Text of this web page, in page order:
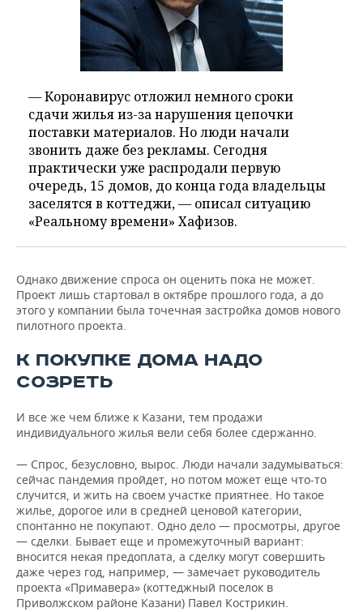
— Коронавирус отложил немного сроки
сдачи жилья из-за нарушения цепочки
поставки материалов. Но люди начали
звонить даже без рекламы. Сегодня
практически уже распродали первую
очередь, 15 домов, до конца года владельцы
заселятся в коттеджи, — описал ситуацию
«Реальному времени» Хафизов.
Однако движение спроса он оценить пока не может.
Проект лишь стартовал в октябре прошлого года, а до
этого у компании была точечная застройка домов нового
пилотного проекта.
К ПОКУПКЕ ДОМА НАДО
СОЗРЕТЬ
И все же чем ближе к Казани, тем продажи
индивидуального жилья вели себя более сдержанно.
— Спрос, безусловно, вырос. Люди начали задумываться:
сейчас пандемия пройдет, но потом может еще что-то
случится, и жить на своем участке приятнее. Но такое
жилье, дорогое или в средней ценовой категории,
спонтанно не покупают. Одно дело — просмотры, другое
— сделки. Бывает еще и промежуточный вариант:
вносится некая предоплата, а сделку могут совершить
даже через год, например, — замечает руководитель
проекта «Примавера» (коттеджный поселок в
Приволжском районе Казани) Павел Кострикин.